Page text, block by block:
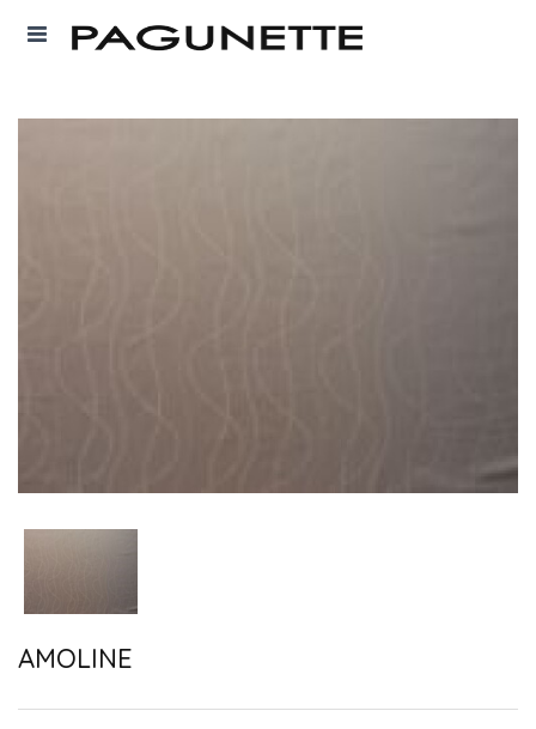
AMOLINE